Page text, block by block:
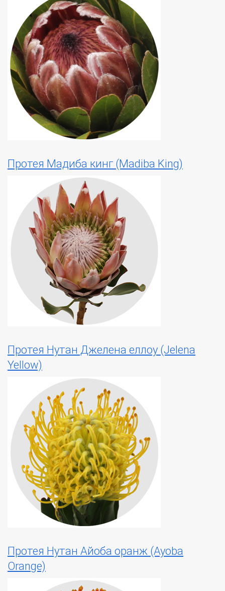
Протея Мадиба кинг (Madiba King)
Протея Нутан Джелена еллоу (Jelena
Yellow)
Протея Нутан Айоба оранж (Ayoba
Orange)